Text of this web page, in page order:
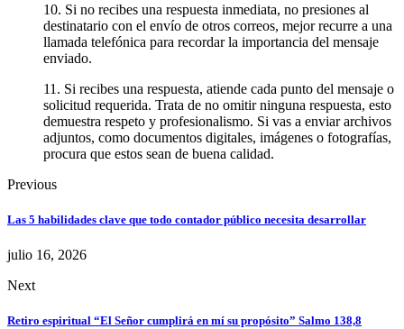
10. Si no recibes una respuesta inmediata, no presiones al
destinatario con el envío de otros correos, mejor recurre a una
llamada telefónica para recordar la importancia del mensaje
enviado.
11. Si recibes una respuesta, atiende cada punto del mensaje o
solicitud requerida. Trata de no omitir ninguna respuesta, esto
demuestra respeto y profesionalismo. Si vas a enviar archivos
adjuntos, como documentos digitales, imágenes o fotografías,
procura que estos sean de buena calidad.
Previous
Las 5 habilidades clave que todo contador público necesita desarrollar
julio 16, 2026
Next
Retiro espiritual “El Señor cumplirá en mí su propósito” Salmo 138,8